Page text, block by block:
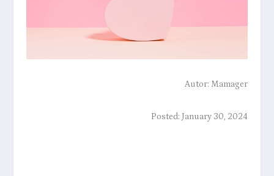
Autor: Mamager
Posted: January 30, 2024